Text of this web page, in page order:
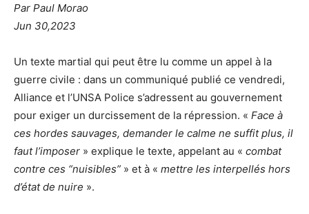
Par Paul Morao
Jun 30,2023
Un texte martial qui peut être lu comme un appel à la
guerre civile : dans un communiqué publié ce vendredi,
Alliance et l’UNSA Police s’adressent au gouvernement
pour exiger un durcissement de la répression. « Face à
ces hordes sauvages, demander le calme ne suffit plus, il
faut l’imposer » explique le texte, appelant au « combat
contre ces “nuisibles” » et à « mettre les interpellés hors
d’état de nuire ».